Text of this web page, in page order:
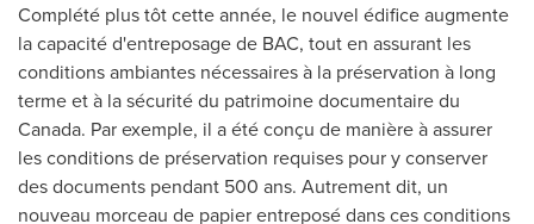
Complété plus tôt cette année, le nouvel édifice augmente
la capacité d'entreposage de BAC, tout en assurant les
conditions ambiantes nécessaires à la préservation à long
terme et à la sécurité du patrimoine documentaire du
Canada. Par exemple, il a été conçu de manière à assurer
les conditions de préservation requises pour y conserver
des documents pendant 500 ans. Autrement dit, un
nouveau morceau de papier entreposé dans ces conditions